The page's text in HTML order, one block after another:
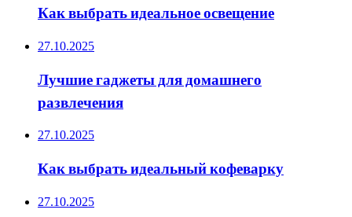
Как выбрать идеальное освещение
27.10.2025
Лучшие гаджеты для домашнего
развлечения
27.10.2025
Как выбрать идеальный кофеварку
27.10.2025